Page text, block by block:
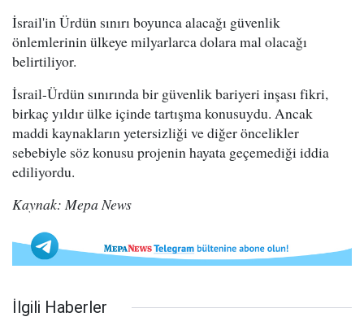
İsrail'in Ürdün sınırı boyunca alacağı güvenlik
önlemlerinin ülkeye milyarlarca dolara mal olacağı
belirtiliyor.
İsrail-Ürdün sınırında bir güvenlik bariyeri inşası fikri,
birkaç yıldır ülke içinde tartışma konusuydu. Ancak
maddi kaynakların yetersizliği ve diğer öncelikler
sebebiyle söz konusu projenin hayata geçemediği iddia
ediliyordu.
Kaynak: Mepa News
İlgili Haberler